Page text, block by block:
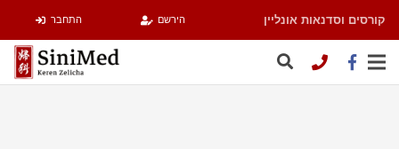
קורסים וסדנאות אונליין הירשם התחבר